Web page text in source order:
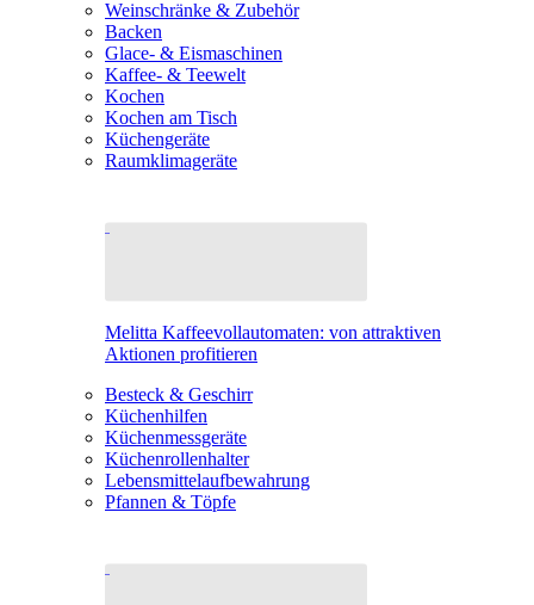
Weinschränke & Zubehör
Backen
Glace- & Eismaschinen
Kaffee- & Teewelt
Kochen
Kochen am Tisch
Küchengeräte
Raumklimageräte
Melitta Kaffeevollautomaten: von attraktiven
Aktionen profitieren
Besteck & Geschirr
Küchenhilfen
Küchenmessgeräte
Küchenrollenhalter
Lebensmittelaufbewahrung
Pfannen & Töpfe